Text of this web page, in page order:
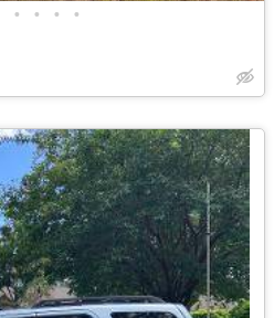
• • • •